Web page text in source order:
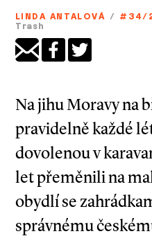
LINDA ANTALOVÁ / #34/
Trash
Na jihu Moravy na
pravidelně každé
dovolenou v
let přeměnili na
obydlí se
správnému